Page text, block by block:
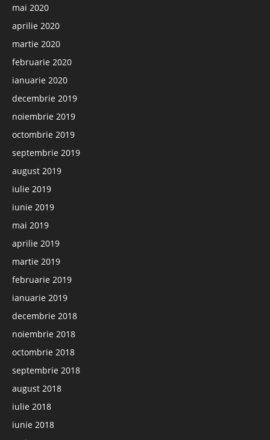
mai 2020
aprilie 2020
martie 2020
februarie 2020
ianuarie 2020
decembrie 2019
noiembrie 2019
octombrie 2019
septembrie 2019
august 2019
iulie 2019
iunie 2019
mai 2019
aprilie 2019
martie 2019
februarie 2019
ianuarie 2019
decembrie 2018
noiembrie 2018
octombrie 2018
septembrie 2018
august 2018
iulie 2018
iunie 2018